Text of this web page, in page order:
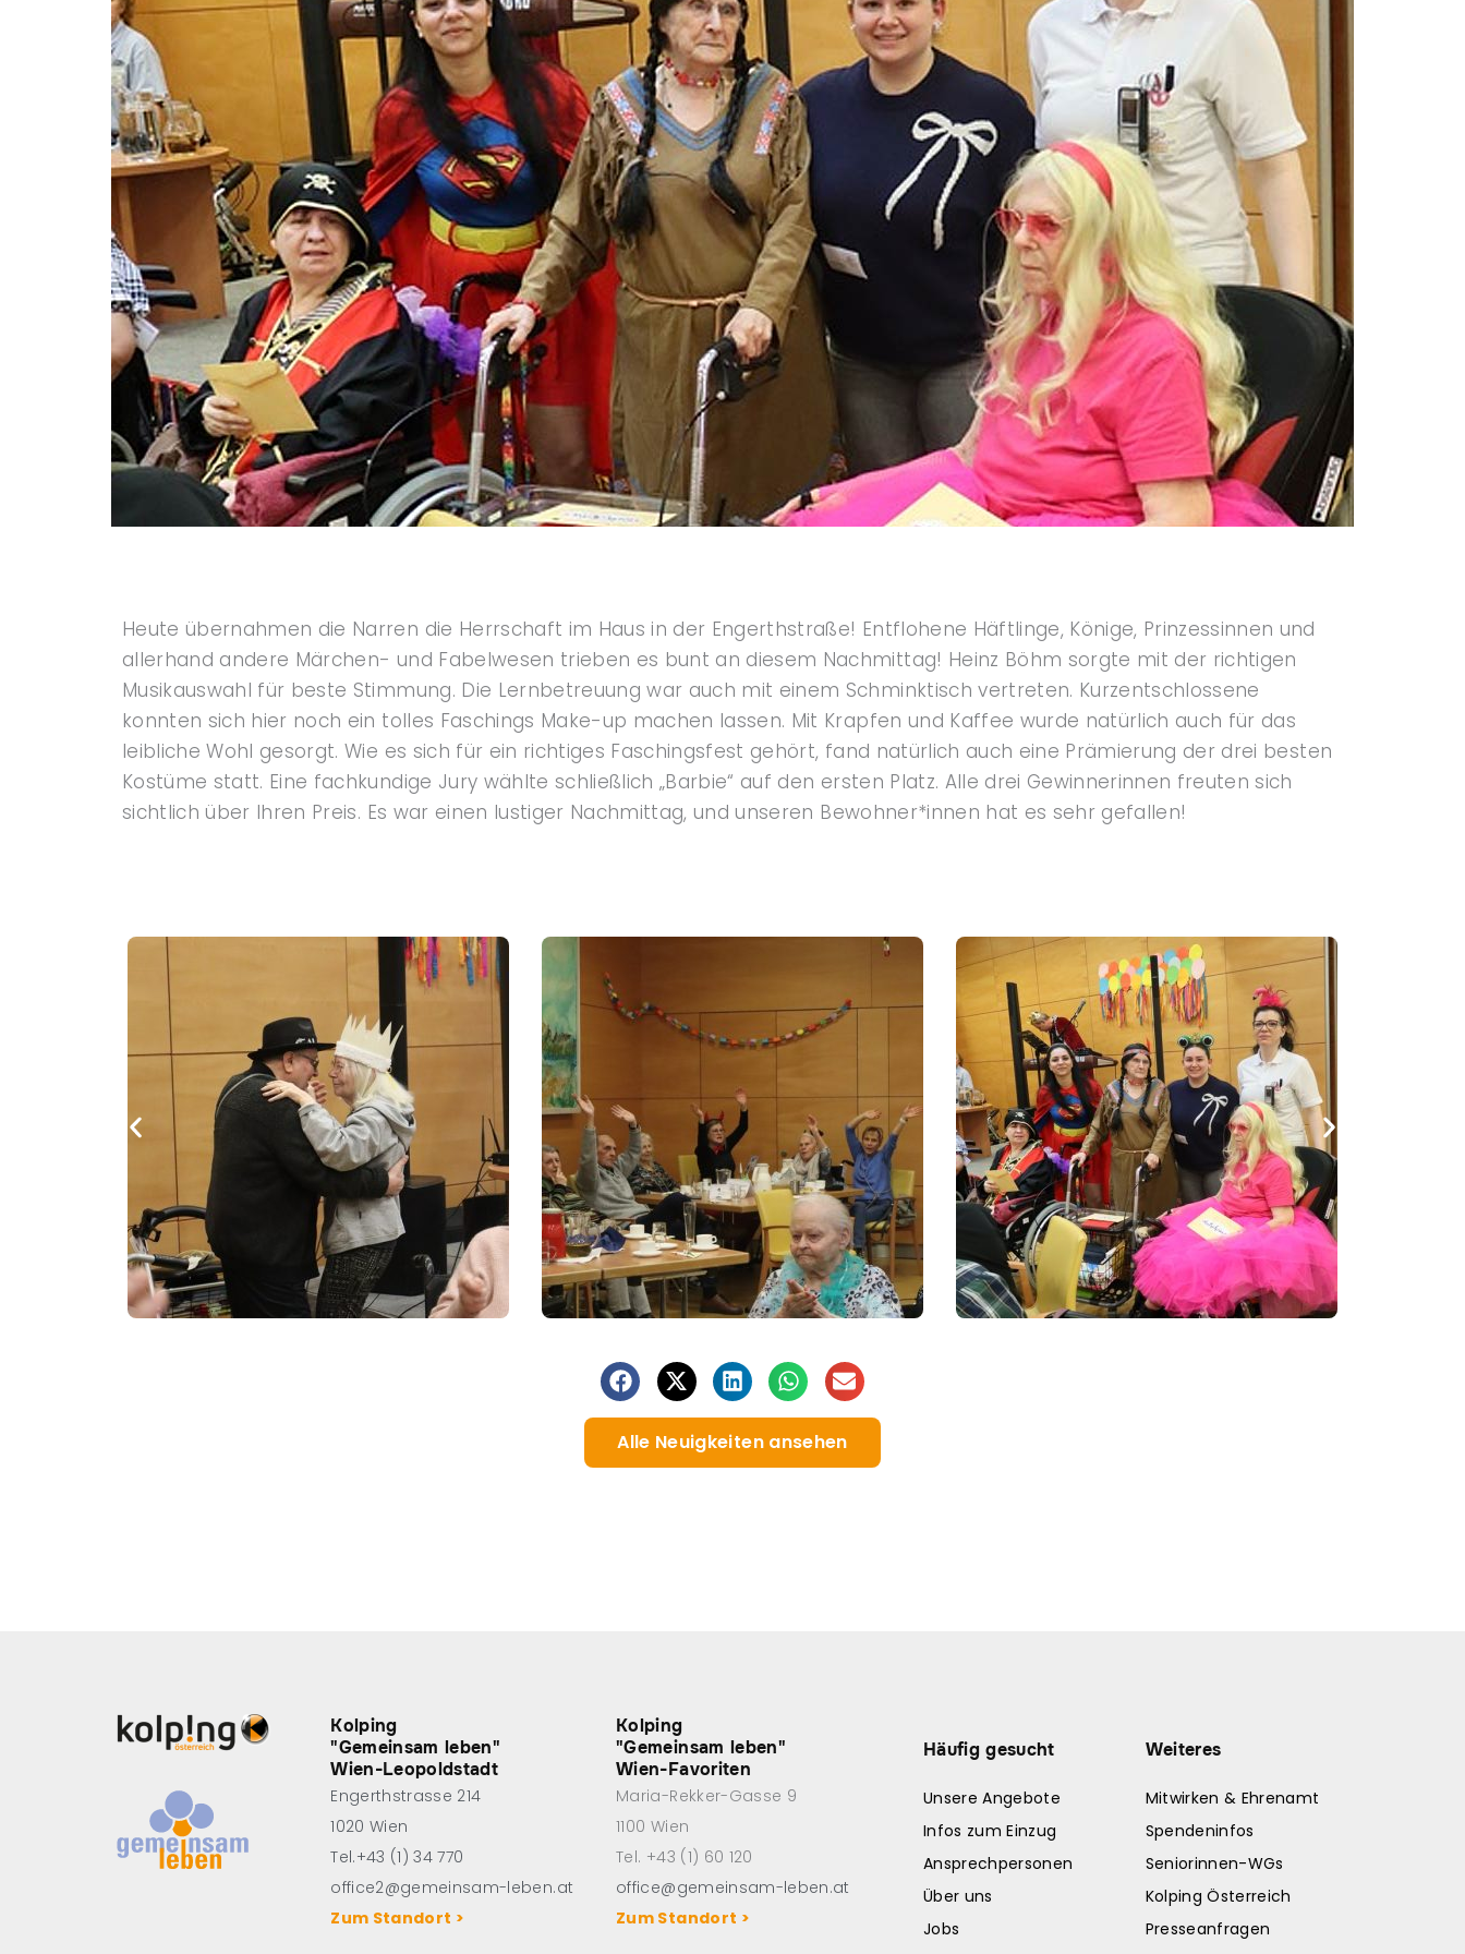
Heute übernahmen die Narren die Herrschaft im Haus in der Engerthstraße! Entflohene Häftlinge, Könige, Prinzessinnen und
allerhand andere Märchen- und Fabelwesen trieben es bunt an diesem Nachmittag! Heinz Böhm sorgte mit der richtigen
Musikauswahl für beste Stimmung. Die Lernbetreuung war auch mit einem Schminktisch vertreten. Kurzentschlossene
konnten sich hier noch ein tolles Faschings Make-up machen lassen. Mit Krapfen und Kaffee wurde natürlich auch für das
leibliche Wohl gesorgt. Wie es sich für ein richtiges Faschingsfest gehört, fand natürlich auch eine Prämierung der drei besten
Kostüme statt. Eine fachkundige Jury wählte schließlich „Barbie“ auf den ersten Platz. Alle drei Gewinnerinnen freuten sich
sichtlich über Ihren Preis. Es war einen lustiger Nachmittag, und unseren Bewohner*innen hat es sehr gefallen!
Alle Neuigkeiten ansehen
Kolping
"Gemeinsam leben"
Wien-Leopoldstadt
Engerthstrasse 214
1020 Wien
Tel.+43 (1) 34 770
office2@gemeinsam-leben.at
Zum Standort >
Kolping
"Gemeinsam leben"
Wien-Favoriten
Maria-Rekker-Gasse 9
1100 Wien
Tel. +43 (1) 60 120
office@gemeinsam-leben.at
Zum Standort >
Häufig gesucht
Unsere Angebote
Infos zum Einzug
Ansprechpersonen
Über uns
Jobs
Weiteres
Mitwirken & Ehrenamt
Spendeninfos
Seniorinnen-WGs
Kolping Österreich
Presseanfragen